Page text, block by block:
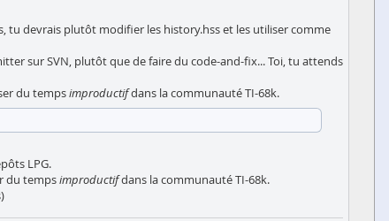
tu devrais plutôt modifier les history.hss et les utiliser comme
sur SVN, plutôt que de faire du code-and-fix... Toi, tu attends
du tempsimproductifdans la communauté TI-68k.
LPG.
du tempsimproductifdans la communauté TI-68k.